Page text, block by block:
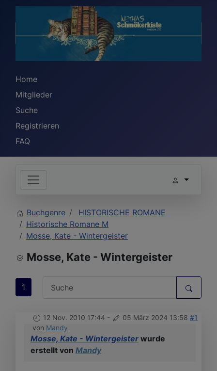
Home
Mitglieder
Suche
Registrieren
FAQ
Buchgenre
HISTORISCHE ROMANE
Historische Romane M
Mosse, Kate - Wintergeister
Mosse, Kate - Wintergeister
1
12 Nov. 2010 17:44 - 05 März 2024 13:58 #1
von Mandy
Mosse, Kate - Wintergeister wurde
erstellt von Mandy